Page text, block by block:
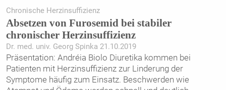
Team, Universitätsklinik für Kardiologie,
Medizinische Universität Wien
P.S.: Damit Sie keine Neuigkeiten verpassen,
melden Sie sich am besten gleich für
dencardio congressNewsletter an!
Chronische Herzinsuffizienz
Absetzen von Furosemid bei stabiler
chronischer Herzinsuffizienz
Dr. med. univ. Georg Spinka 21.10.2019
Präsentation: Andréia Biolo Diuretika kommen bei
Patienten mit Herzinsuffizienz zur Linderung der
Symptome häufig zum Einsatz. Beschwerden wie